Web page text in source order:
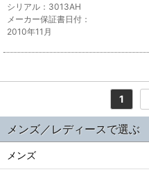
シリアル：3013AH
メーカー保証書日付：
2010年11月
1
メンズ／レディースで選ぶ
メンズ